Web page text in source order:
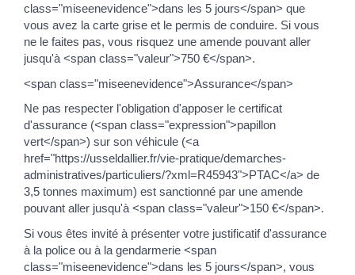
class="miseenevidence">dans les 5 jours</span> que
vous avez la carte grise et le permis de conduire. Si vous
ne le faites pas, vous risquez une amende pouvant aller
jusqu'à <span class="valeur">750 €</span>.
<span class="miseenevidence">Assurance</span>
Ne pas respecter l'obligation d'apposer le certificat
d'assurance (<span class="expression">papillon
vert</span>) sur son véhicule (<a
href="https://usseldallier.fr/vie-pratique/demarches-
administratives/particuliers/?xml=R45943">PTAC</a> de
3,5 tonnes maximum) est sanctionné par une amende
pouvant aller jusqu'à <span class="valeur">150 €</span>.
Si vous êtes invité à présenter votre justificatif d'assurance
à la police ou à la gendarmerie <span
class="miseenevidence">dans les 5 jours</span>, vous